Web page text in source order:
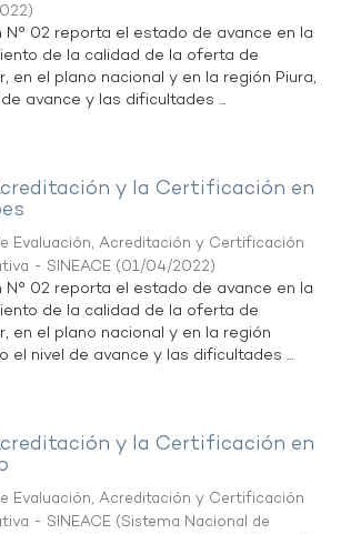
)
N° 02 reporta el estado de avance en la
de la calidad de la oferta de
en el plano nacional y en la región Piura,
avance y las dificultades ...
y la Certificación en
Evaluación, Acreditación y Certificación
- SINEACE (01/04/2022)
N° 02 reporta el estado de avance en la
de la calidad de la oferta de
en el plano nacional y en la región
el nivel de avance y las dificultades ...
y la Certificación en
Evaluación, Acreditación y Certificación
- SINEACE (Sistema Nacional de